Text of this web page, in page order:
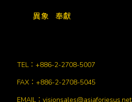
異象 奉獻
TEL：+886-2-2708-5007
FAX：+886-2-2708-5045
EMAIL：visionsales@asiaforjesus.net